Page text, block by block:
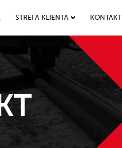
STREFA KLIENTA KONTAKT